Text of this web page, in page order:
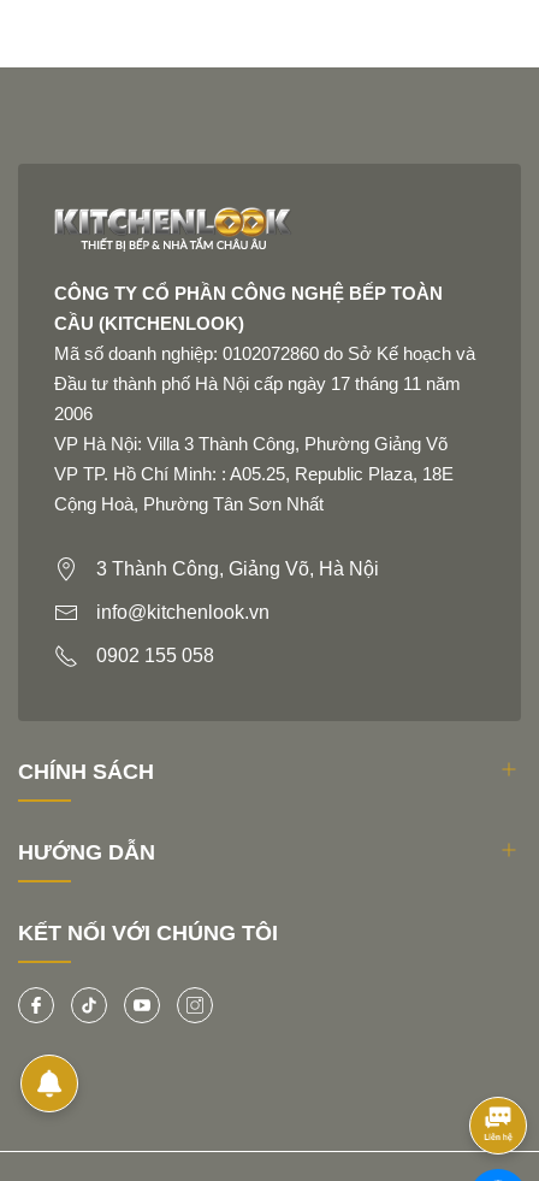
CÔNG TY CỔ PHẦN CÔNG NGHỆ BẾP TOÀN
CẦU (KITCHENLOOK)
Mã số doanh nghiệp: 0102072860 do Sở Kế hoạch và
Đầu tư thành phố Hà Nội cấp ngày 17 tháng 11 năm
2006
VP Hà Nội: Villa 3 Thành Công, Phường Giảng Võ
VP TP. Hồ Chí Minh: : A05.25, Republic Plaza, 18E
Cộng Hoà, Phường Tân Sơn Nhất
3 Thành Công, Giảng Võ, Hà Nội
info@kitchenlook.vn
0902 155 058
CHÍNH SÁCH
HƯỚNG DẪN
KẾT NỐI VỚI CHÚNG TÔI